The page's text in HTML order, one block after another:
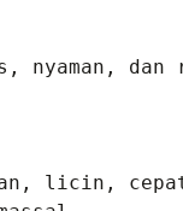
nyaman, dan
licin, cepat